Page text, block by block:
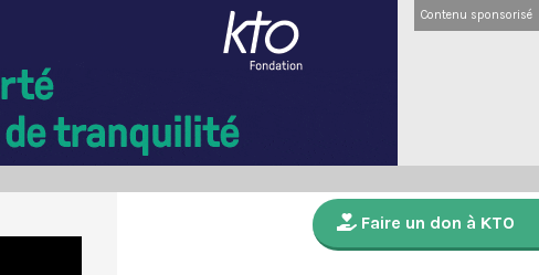
Contenu sponsorisé
Faire un don à KTO